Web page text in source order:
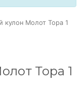
кулон Молот Тора 1
Тора 1